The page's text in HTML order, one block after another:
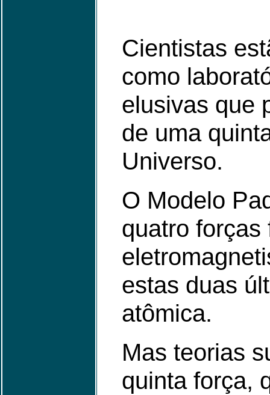
Cientistas
como
elusivas que
de uma
Universo.
O Modelo
quatro forças
estas duas
atômica.
Mas teorias
quinta força,